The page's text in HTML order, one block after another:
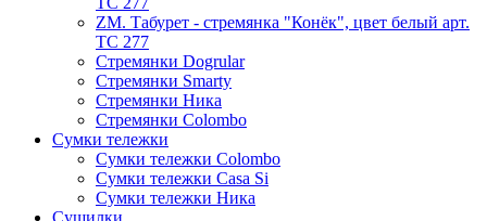
ZM. Табурет - стремянка "Конёк", цвет белый арт.
ТС 277
Стремянки Dogrular
Стремянки Smarty
Стремянки Ника
Стремянки Сolombo
Сумки тележки
Сумки тележки Colombo
Сумки тележки Сasa Si
Сумки тележки Ника
Сушилки